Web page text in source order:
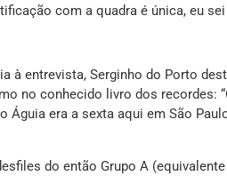
com a quadra é única, eu
à entrevista, Serginho do Porto
no conhecido livro dos recordes:
Águia era a sexta aqui em São
do então Grupo A